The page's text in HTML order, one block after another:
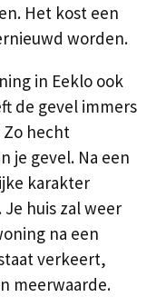
Het kost een
worden.
in Eeklo ook
de gevel immers
hecht
je gevel. Na een
karakter
huis zal weer
na een
verkeert,
meerwaarde.